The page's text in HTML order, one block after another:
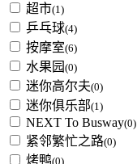
超市(1)
乒乓球(4)
按摩室(6)
水果园 (0)
迷你高尔夫(0)
迷你俱乐部(1)
NEXT To Busway(0)
紧邻繁忙之路(0)
烤鸭(0)